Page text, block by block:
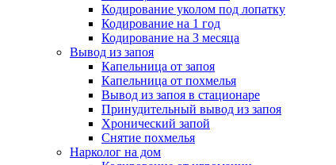
Кодирование уколом под лопатку
Кодирование на 1 год
Кодирование на 3 месяца
Вывод из запоя
Капельница от запоя
Капельница от похмелья
Вывод из запоя в стационаре
Принудительный вывод из запоя
Хронический запой
Снятие похмелья
Нарколог на дом